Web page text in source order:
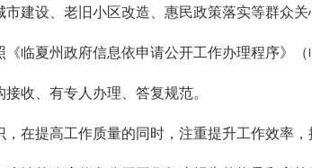
建设、老旧小区改造、惠民政策落实等群众
临夏州政府信息依申请公开工作办理程序》
收、有专人办理、答复规范。
在提高工作质量的同时，注重提升工作效率